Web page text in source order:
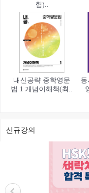
험)..
내신공략 중학영문
법 1 개념이해책(최..
신규강의